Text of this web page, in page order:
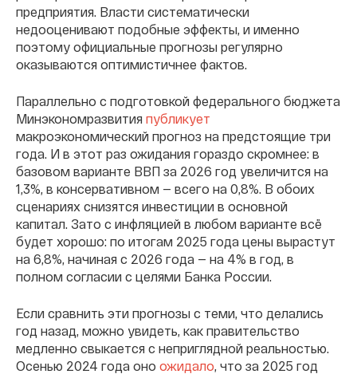
предприятия. Власти систематически
недооценивают подобные эффекты, и именно
поэтому официальные прогнозы регулярно
оказываются оптимистичнее фактов.
Параллельно с подготовкой федерального бюджета
Минэкономразвития публикует
макроэкономический прогноз на предстоящие три
года. И в этот раз ожидания гораздо скромнее: в
базовом варианте ВВП за 2026 год увеличится на
1,3%, в консервативном — всего на 0,8%. В обоих
сценариях снизятся инвестиции в основной
капитал. Зато с инфляцией в любом варианте всё
будет хорошо: по итогам 2025 года цены вырастут
на 6,8%, начиная с 2026 года — на 4% в год, в
полном согласии с целями Банка России.
Если сравнить эти прогнозы с теми, что делались
год назад, можно увидеть, как правительство
медленно свыкается с неприглядной реальностью.
Осенью 2024 года оно ожидало, что за 2025 год